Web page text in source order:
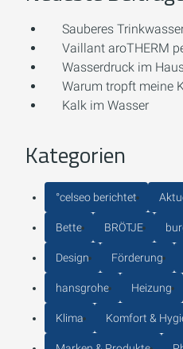
Sauberes
Vaillant aroTHERM
Wasserdruck im
Warum tropft meine
Kalk im Wasser
Kategorien
°celseo berichtet
Bette BRÖTJE
Design Förderung
hansgrohe Heizung
Klima Komfort &